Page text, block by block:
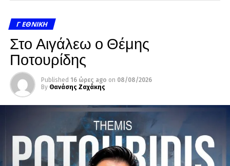
Γ ΕΘΝΙΚΉ
Στο Αιγάλεω ο Θέμης
Ποτουρίδης
Published 16 ώρες ago on 08/08/2026
By Θανάσης Ζαχάκης